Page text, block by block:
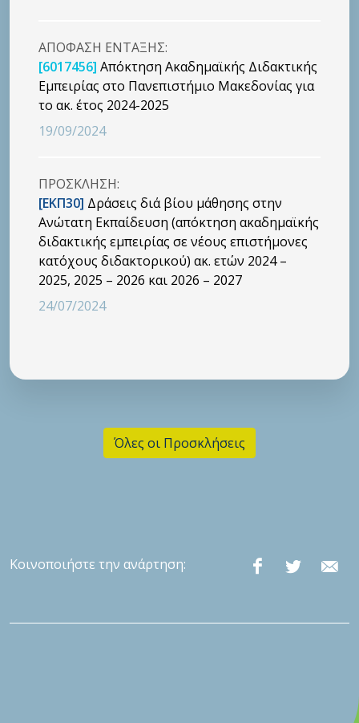
ΑΠΟΦΑΣΗ ΕΝΤΑΞΗΣ:
[6017456] Απόκτηση Ακαδημαϊκής Διδακτικής
Εμπειρίας στο Πανεπιστήμιο Μακεδονίας για
το ακ. έτος 2024-2025
19/09/2024
ΠΡΟΣΚΛΗΣΗ:
[ΕΚΠ30] Δράσεις διά βίου μάθησης στην
Ανώτατη Εκπαίδευση (απόκτηση ακαδημαϊκής
διδακτικής εμπειρίας σε νέους επιστήμονες
κατόχους διδακτορικού) ακ. ετών 2024 –
2025, 2025 – 2026 και 2026 – 2027
24/07/2024
Όλες οι Προσκλήσεις
Κοινοποιήστε την ανάρτηση: